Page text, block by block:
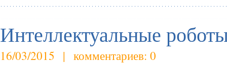
Интеллектуальные
16/03/2015 | комментариев: 0